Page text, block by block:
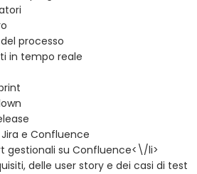
processo
in tempo reale
e Confluence
gestionali su Confluence<\/li>
delle user story e dei casi di test